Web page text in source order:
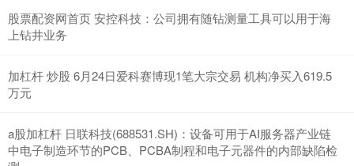
股票配资网首页 安控科技：公司拥有随钻测量工具可以用于海
上钻井业务
加杠杆 炒股 6月24日爱科赛博现1笔大宗交易 机构净买入619.5
万元
a股加杠杆 日联科技(688531.SH)：设备可用于AI服务器产业链
中电子制造环节的PCB、PCBA制程和电子元器件的内部缺陷检